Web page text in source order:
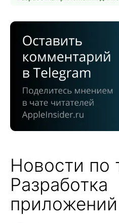
Новости по
Разработка